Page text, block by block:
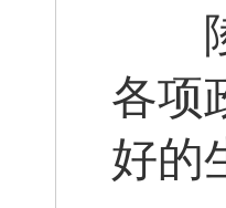
陵
各项
好的